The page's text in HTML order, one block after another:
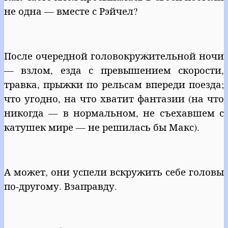
не одна — вместе с Рэйчел?
После очередной головокружительной ночи
— взлом, езда с превышением скорости,
травка, прыжки по рельсам впереди поезда;
что угодно, на что хватит фантазии (на что
никогда — в нормальном, не съехавшем с
катушек мире — не решилась бы Макс).
А может, они успели вскружить себе головы
по-другому. Взаправду.